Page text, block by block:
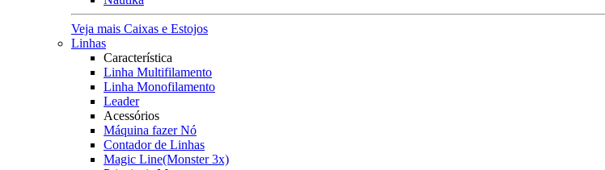
Veja mais Caixas e Estojos
Linhas
Característica
Linha Multifilamento
Linha Monofilamento
Leader
Acessórios
Máquina fazer Nó
Contador de Linhas
Magic Line(Monster 3x)